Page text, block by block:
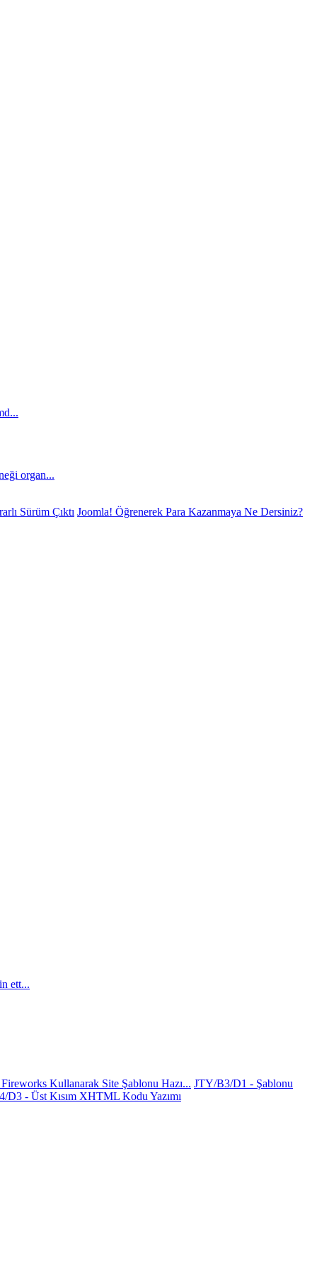
organ...
Sürüm Çıktı Joomla! Öğrenerek Para Kazanmaya Ne Dersiniz?
ett...
Kullanarak Site Şablonu Hazı... JTY/B3/D1 - Şablonu
D3 - Üst Kısım XHTML Kodu Yazımı